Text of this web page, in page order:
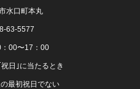
水口町本丸
63-5577
00〜17：00
日｣に当たるとき
最初祝日でない